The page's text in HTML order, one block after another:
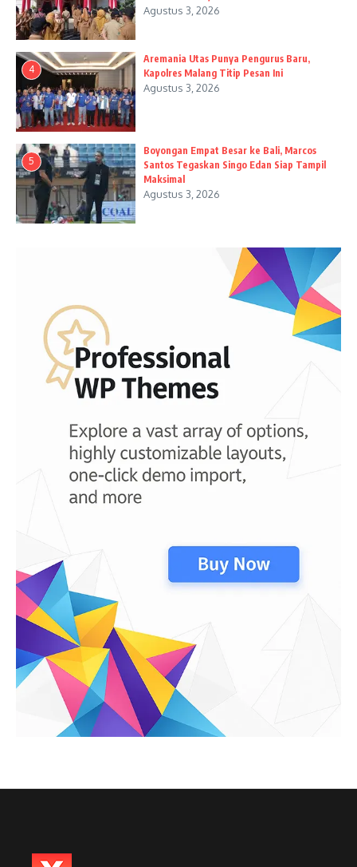
Agustus 3, 2026
4
Aremania Utas Punya Pengurus Baru,
Kapolres Malang Titip Pesan Ini
Agustus 3, 2026
5
Boyongan Empat Besar ke Bali, Marcos
Santos Tegaskan Singo Edan Siap Tampil
Maksimal
Agustus 3, 2026